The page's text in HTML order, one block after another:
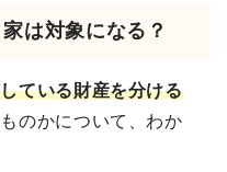
は対象になる？
ている財産を分ける
のかについて、わか